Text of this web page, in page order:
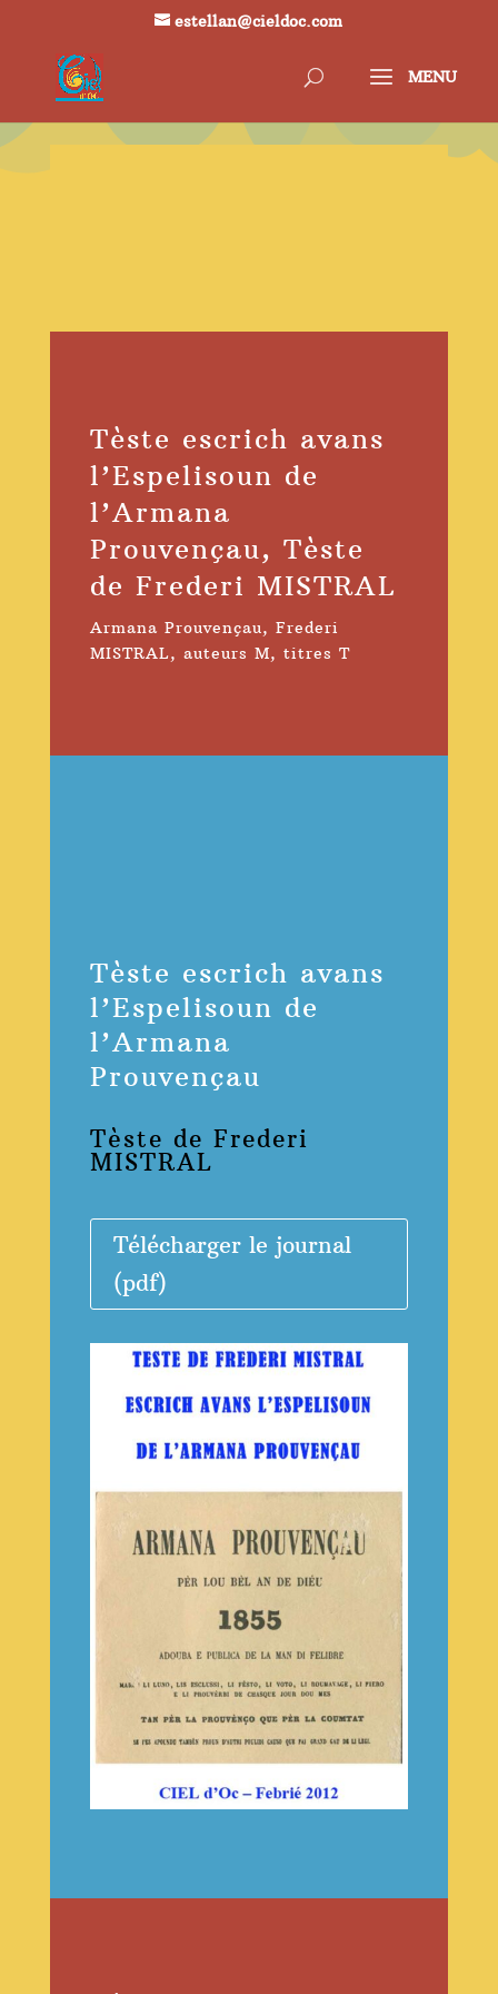
estellan@cieldoc.com
Tèste escrich avans
l’Espelisoun de
l’Armana
Prouvençau, Tèste
de Frederi MISTRAL
Armana Prouvençau, Frederi
MISTRAL, auteurs M, titres T
Tèste escrich avans
l’Espelisoun de
l’Armana
Prouvençau
Tèste de Frederi
MISTRAL
Télécharger le journal
(pdf)